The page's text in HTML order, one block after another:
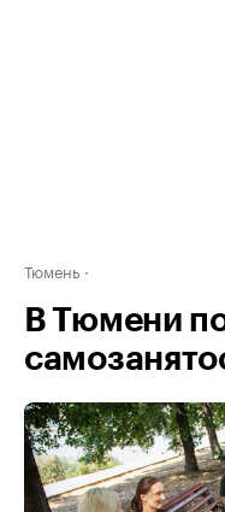
Тюмень
В Тюмени